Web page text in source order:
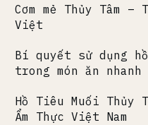
Cơm mẻ Thủy Tâm
Việt
Bí quyết sử dụng
trong món ăn nhanh
Hồ Tiêu Muối Thủy
Ẩm Thực Việt Nam